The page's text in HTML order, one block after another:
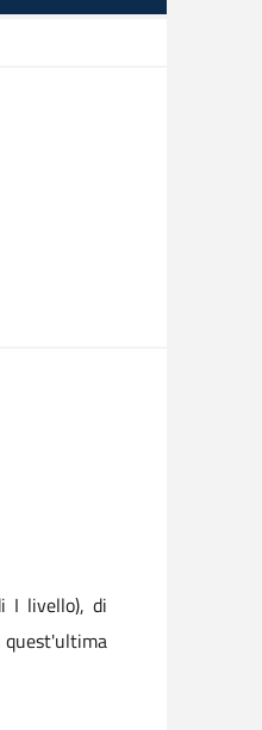
I livello), di
quest'ultima